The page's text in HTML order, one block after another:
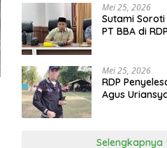
Mei 25, 2026
Sutami
PT BBA di
Mei 25, 2026
RDP
Agus
Selengkapnya